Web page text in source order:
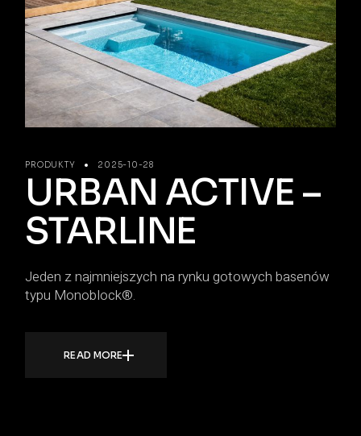
PRODUKTY 2025-10-28
URBAN ACTIVE –
STARLINE
Jeden z najmniejszych na rynku gotowych basenów
typu Monoblock®.
READ MORE